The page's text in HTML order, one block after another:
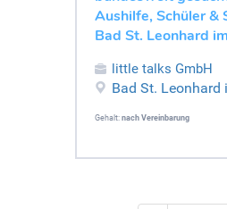
Aushilfe, Schüler &
Bad St. Leonhard
little talks GmbH
Bad St.
Gehalt: nach Vereinbarung